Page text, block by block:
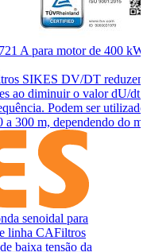
A para motor de 400 kW
SIKES DV/DT
ao diminuir o valor dU/dt
Podem ser
a 300 m, dependendo do
senoidal para
linha CAFiltros
baixa tensão da